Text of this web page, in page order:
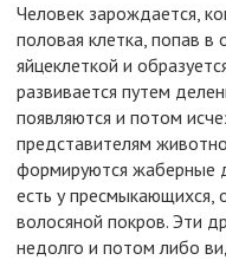
Человек зарождается,
половая клетка, попав в
яйцеклеткой и
развивается путем
появляются и потом
представителям
формируются жаберные
есть у пресмыкающихся,
волосяной покров. Эти
недолго и потом либо